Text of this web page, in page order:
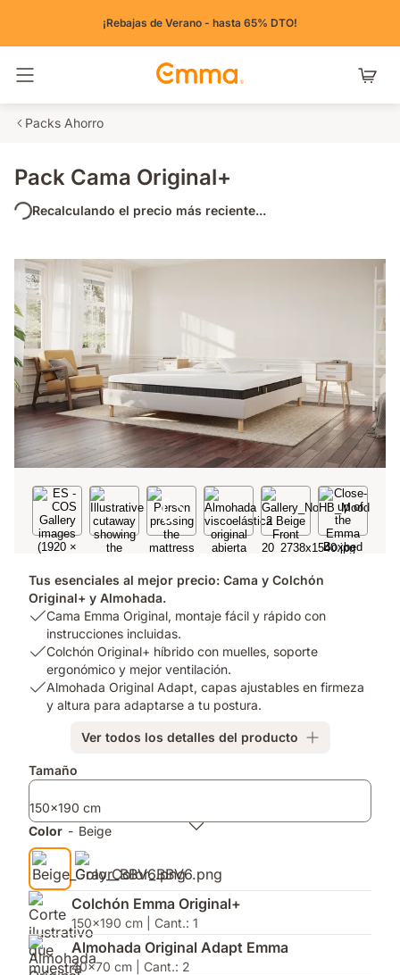
¡Rebajas de Verano - hasta 65% DTO!
Packs Ahorro
Pack Cama Original+
Recalculando el precio más reciente...
Tus esenciales al mejor precio: Cama y Colchón
Original+ y Almohada.
USP
Cama
Emma
Original,
montaje
con
incluidas.
Cama Emma Original, montaje fácil y rápido con
instrucciones incluidas.
USP
Colchón
Original+
soporte
y
mejor
ventilación.
Colchón Original+ híbrido con muelles, soporte
ergonómico y mejor ventilación.
USP
capas
en
firmeza
y
altura
para
adaptarse
a
tu
postura.
Almohada Original Adapt, capas ajustables en firmeza
y altura para adaptarse a tu postura.
Ver todos los detalles del producto
Complementos
Tamaño
150x190 cm
Color - Beige
Colchón Emma Original+
150x190 cm | Cant.: 1
Almohada Original Adapt Emma
40x70 cm | Cant.: 2